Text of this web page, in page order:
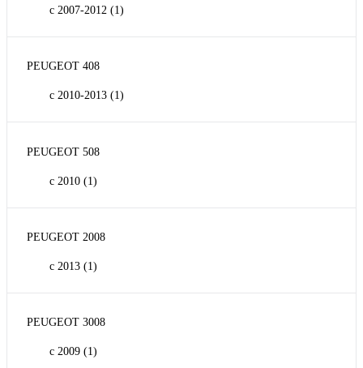
с 2007-2012 (1)
PEUGEOT 408
с 2010-2013 (1)
PEUGEOT 508
с 2010 (1)
PEUGEOT 2008
с 2013 (1)
PEUGEOT 3008
с 2009 (1)